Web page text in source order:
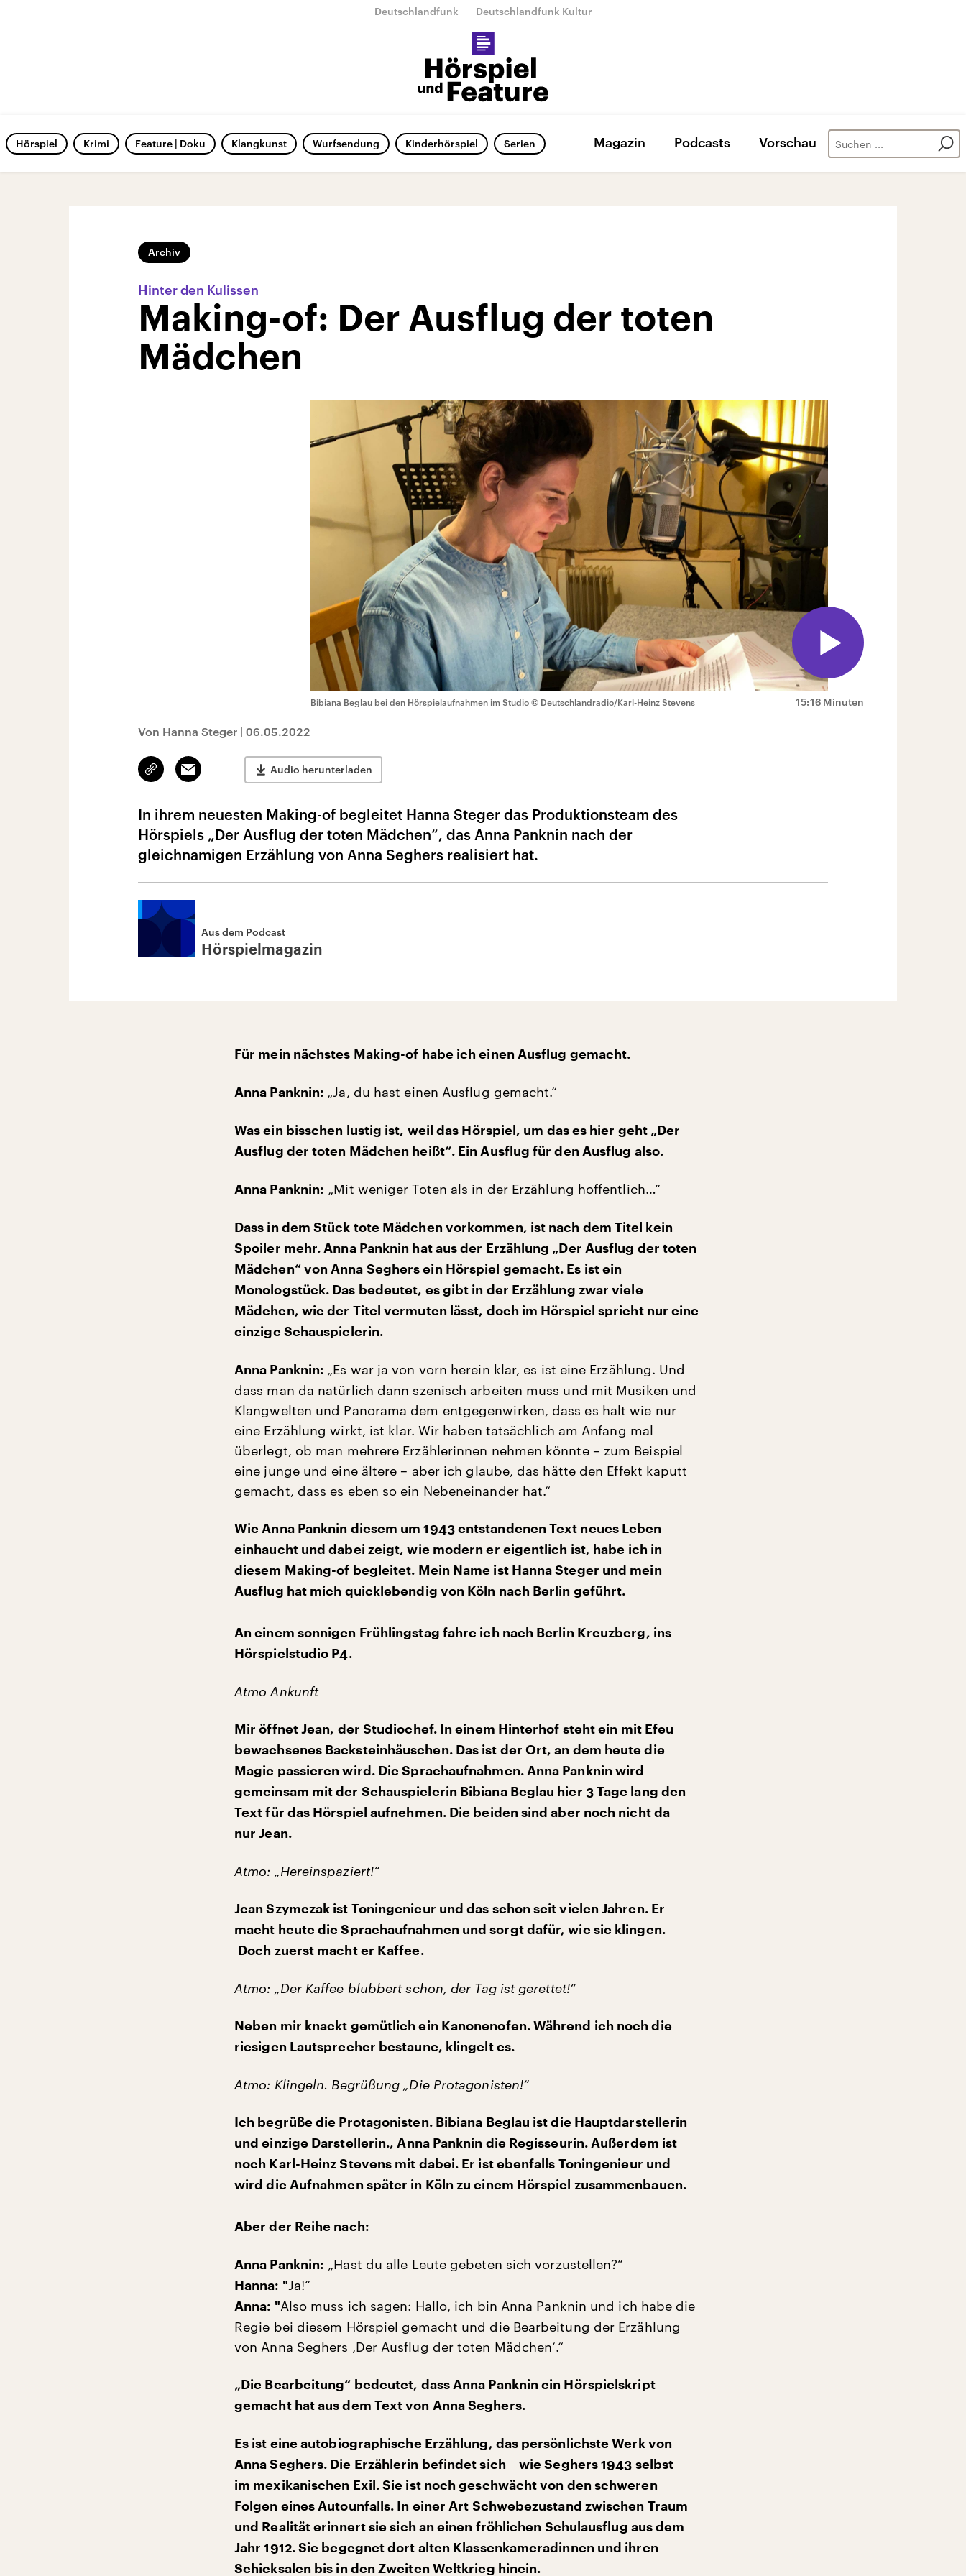
Deutschlandfunk Deutschlandfunk Kultur
Hörspiel Krimi Feature | Doku Klangkunst Wurfsendung Kinderhörspiel Serien Magazin Podcasts Vorschau
Archiv
Hinter den Kulissen
Making-of: Der Ausflug der toten
Mädchen
15:16 Minuten
Bibiana Beglau bei den Hörspielaufnahmen im Studio © Deutschlandradio/Karl-Heinz Stevens
Von Hanna Steger | 06.05.2022
Link
kopieren/teilen
Email Audio herunterladen
In ihrem neuesten Making-of begleitet Hanna Steger das Produktionsteam des
Hörspiels „Der Ausflug der toten Mädchen“, das Anna Panknin nach der
gleichnamigen Erzählung von Anna Seghers realisiert hat.
Aus dem Podcast
Hörspielmagazin
Für mein nächstes Making-of habe ich einen Ausflug gemacht.
Anna Panknin: „Ja, du hast einen Ausflug gemacht.“
Was ein bisschen lustig ist, weil das Hörspiel, um das es hier geht „Der
Ausflug der toten Mädchen heißt“. Ein Ausflug für den Ausflug also.
Anna Panknin: „Mit weniger Toten als in der Erzählung hoffentlich…“
Dass in dem Stück tote Mädchen vorkommen, ist nach dem Titel kein
Spoiler mehr. Anna Panknin hat aus der Erzählung „Der Ausflug der toten
Mädchen“ von Anna Seghers ein Hörspiel gemacht. Es ist ein
Monologstück. Das bedeutet, es gibt in der Erzählung zwar viele
Mädchen, wie der Titel vermuten lässt, doch im Hörspiel spricht nur eine
einzige Schauspielerin.
Anna Panknin: „Es war ja von vorn herein klar, es ist eine Erzählung. Und
dass man da natürlich dann szenisch arbeiten muss und mit Musiken und
Klangwelten und Panorama dem entgegenwirken, dass es halt wie nur
eine Erzählung wirkt, ist klar. Wir haben tatsächlich am Anfang mal
überlegt, ob man mehrere Erzählerinnen nehmen könnte – zum Beispiel
eine junge und eine ältere – aber ich glaube, das hätte den Effekt kaputt
gemacht, dass es eben so ein Nebeneinander hat.“
Wie Anna Panknin diesem um 1943 entstandenen Text neues Leben
einhaucht und dabei zeigt, wie modern er eigentlich ist, habe ich in
diesem Making-of begleitet. Mein Name ist Hanna Steger und mein
Ausflug hat mich quicklebendig von Köln nach Berlin geführt.
An einem sonnigen Frühlingstag fahre ich nach Berlin Kreuzberg, ins
Hörspielstudio P4.
Atmo Ankunft
Mir öffnet Jean, der Studiochef. In einem Hinterhof steht ein mit Efeu
bewachsenes Backsteinhäuschen. Das ist der Ort, an dem heute die
Magie passieren wird. Die Sprachaufnahmen. Anna Panknin wird
gemeinsam mit der Schauspielerin Bibiana Beglau hier 3 Tage lang den
Text für das Hörspiel aufnehmen. Die beiden sind aber noch nicht da –
nur Jean.
Atmo: „Hereinspaziert!“
Jean Szymczak ist Toningenieur und das schon seit vielen Jahren. Er
macht heute die Sprachaufnahmen und sorgt dafür, wie sie klingen.
Doch zuerst macht er Kaffee.
Atmo: „Der Kaffee blubbert schon, der Tag ist gerettet!“
Neben mir knackt gemütlich ein Kanonenofen. Während ich noch die
riesigen Lautsprecher bestaune, klingelt es.
Atmo: Klingeln. Begrüßung „Die Protagonisten!“
Ich begrüße die Protagonisten. Bibiana Beglau ist die Hauptdarstellerin
und einzige Darstellerin., Anna Panknin die Regisseurin. Außerdem ist
noch Karl-Heinz Stevens mit dabei. Er ist ebenfalls Toningenieur und
wird die Aufnahmen später in Köln zu einem Hörspiel zusammenbauen.
Aber der Reihe nach:
Anna Panknin: „Hast du alle Leute gebeten sich vorzustellen?“
Hanna: "Ja!“
Anna: "Also muss ich sagen: Hallo, ich bin Anna Panknin und ich habe die
Regie bei diesem Hörspiel gemacht und die Bearbeitung der Erzählung
von Anna Seghers ‚Der Ausflug der toten Mädchen‘.“
„Die Bearbeitung“ bedeutet, dass Anna Panknin ein Hörspielskript
gemacht hat aus dem Text von Anna Seghers.
Es ist eine autobiographische Erzählung, das persönlichste Werk von
Anna Seghers. Die Erzählerin befindet sich – wie Seghers 1943 selbst –
im mexikanischen Exil. Sie ist noch geschwächt von den schweren
Folgen eines Autounfalls. In einer Art Schwebezustand zwischen Traum
und Realität erinnert sie sich an einen fröhlichen Schulausflug aus dem
Jahr 1912. Sie begegnet dort alten Klassenkameradinnen und ihren
Schicksalen bis in den Zweiten Weltkrieg hinein.